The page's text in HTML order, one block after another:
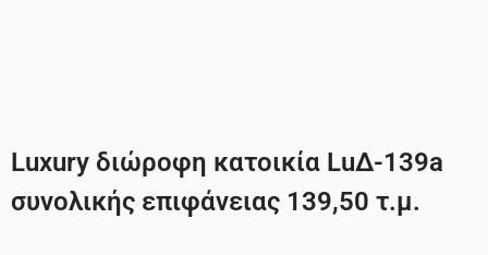
Luxury διώροφη κατοικία LuΔ-139a
συνολικής επιφάνειας 139,50 τ.μ.